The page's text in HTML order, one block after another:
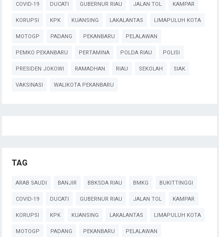
COVID-19 DUCATI GUBERNUR RIAU JALAN TOL KAMPAR
KORUPSI KPK KUANSING LAKALANTAS LIMAPULUH KOTA
MOTOGP PADANG PEKANBARU PELALAWAN
PEMKO PEKANBARU PERTAMINA POLDA RIAU POLISI
PRESIDEN JOKOWI RAMADHAN RIAU SEKOLAH SIAK
VAKSINASI WALIKOTA PEKANBARU
TAG
ARAB SAUDI BANJIR BBKSDA RIAU BMKG BUKITTINGGI
COVID-19 DUCATI GUBERNUR RIAU JALAN TOL KAMPAR
KORUPSI KPK KUANSING LAKALANTAS LIMAPULUH KOTA
MOTOGP PADANG PEKANBARU PELALAWAN